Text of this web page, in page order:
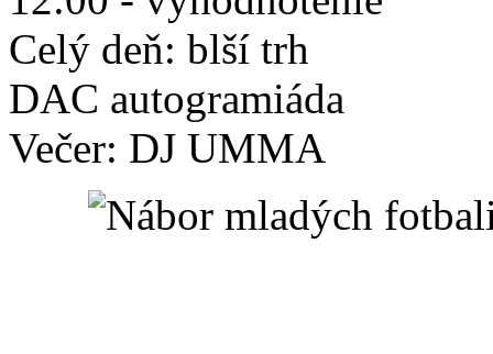
Celý deň: blší trh
DAC autogramiáda
Večer: DJ UMMA